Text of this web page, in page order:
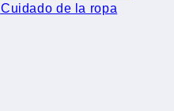
Cuidado de la ropa